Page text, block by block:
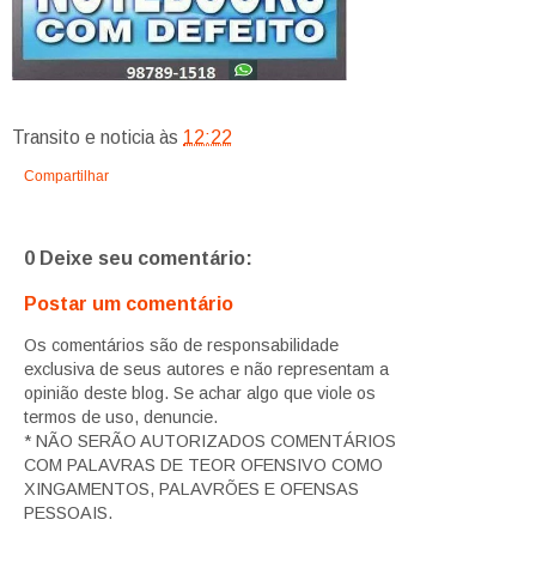
Transito e noticia às 12:22
Compartilhar
0 Deixe seu comentário:
Postar um comentário
Os comentários são de responsabilidade
exclusiva de seus autores e não representam a
opinião deste blog. Se achar algo que viole os
termos de uso, denuncie.
* NÃO SERÃO AUTORIZADOS COMENTÁRIOS
COM PALAVRAS DE TEOR OFENSIVO COMO
XINGAMENTOS, PALAVRÕES E OFENSAS
PESSOAIS.